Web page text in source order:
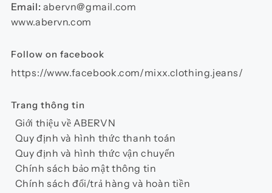
Email: abervn@gmail.com
www.abervn.com
Follow on facebook
https://www.facebook.com/mixx.clothing.jeans/
Trang thông tin
Giới thiệu về ABERVN
Quy định và hình thức thanh toán
Quy định và hình thức vận chuyển
Chính sách bảo mật thông tin
Chính sách đổi/trả hàng và hoàn tiền